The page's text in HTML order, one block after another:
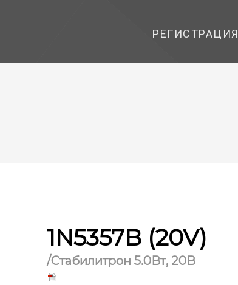
РЕГИСТРАЦИЯ
1N5357B (20V)
/Стабилитрон 5.0Вт, 20В